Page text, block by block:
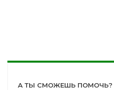
А ТЫ СМОЖЕШЬ ПОМОЧЬ?